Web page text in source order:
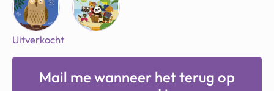
Uitverkocht
Mail me wanneer het terug op